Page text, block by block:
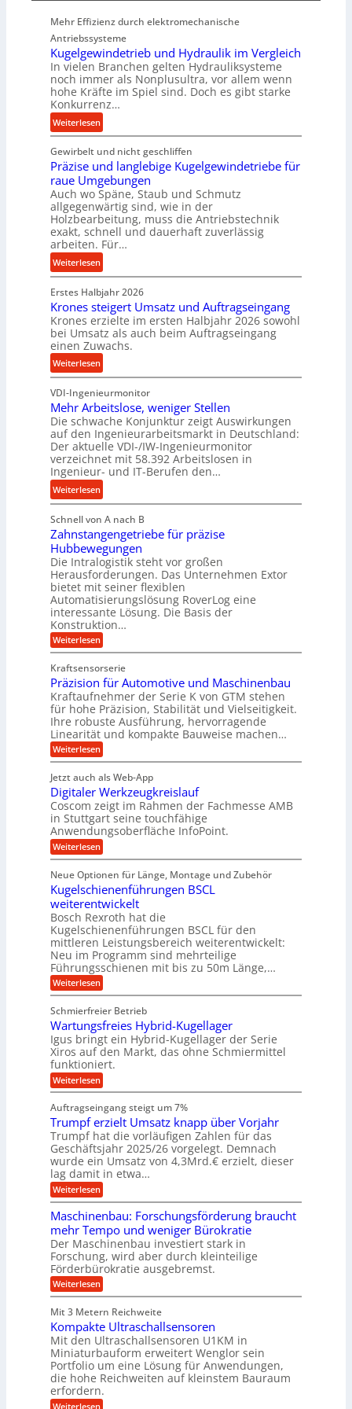
r
f
o
r
m
a
n
c
b
e
i
m
D
r
ü
c
k
p
r
o
z
e
s
Mehr Effizienz durch elektromechanische
Antriebssysteme
Kugelgewindetrieb und Hydraulik im Vergleich
In vielen Branchen gelten Hydrauliksysteme
noch immer als Nonplusultra, vor allem wenn
hohe Kräfte im Spiel sind. Doch es gibt starke
Konkurrenz…
Weiterlesen:
K
u
g
e
l
g
e
w
i
n
e
t
r
i
b
u
n
d
H
y
d
r
a
l
i
k
i
m
V
e
r
g
e
c
h
Gewirbelt und nicht geschliffen
Präzise und langlebige Kugelgewindetriebe für
raue Umgebungen
Auch wo Späne, Staub und Schmutz
allgegenwärtig sind, wie in der
Holzbearbeitung, muss die Antriebstechnik
exakt, schnell und dauerhaft zuverlässig
arbeiten. Für…
Weiterlesen:
P
r
ä
z
i
s
e
u
n
d
l
a
n
g
e
i
g
e
K
u
g
e
l
g
e
w
i
n
d
e
t
i
e
b
e
f
ü
r
r
a
u
e
U
m
g
e
b
u
n
g
e
n
Erstes Halbjahr 2026
Krones steigert Umsatz und Auftragseingang
Krones erzielte im ersten Halbjahr 2026 sowohl
bei Umsatz als auch beim Auftragseingang
einen Zuwachs.
Weiterlesen:
K
r
o
n
e
s
s
t
e
g
e
r
t
U
m
s
a
t
u
n
d
A
u
f
t
r
a
g
s
e
i
g
a
n
g
VDI-Ingenieurmonitor
Mehr Arbeitslose, weniger Stellen
Die schwache Konjunktur zeigt Auswirkungen
auf den Ingenieurarbeitsmarkt in Deutschland:
Der aktuelle VDI-/IW-Ingenieurmonitor
verzeichnet mit 58.392 Arbeitslosen in
Ingenieur- und IT-Berufen den…
Weiterlesen:
M
e
h
r
A
r
b
e
i
t
s
l
o
s
e
,
w
e
n
i
g
e
r
S
t
e
l
l
e
n
Schnell von A nach B
Zahnstangengetriebe für präzise
Hubbewegungen
Die Intralogistik steht vor großen
Herausforderungen. Das Unternehmen Extor
bietet mit seiner flexiblen
Automatisierungslösung RoverLog eine
interessante Lösung. Die Basis der
Konstruktion…
Weiterlesen:
Z
h
n
s
t
a
n
g
e
n
e
t
r
i
e
b
e
f
r
p
r
ä
z
i
s
e
H
u
b
e
w
e
g
u
n
g
e
Kraftsensorserie
Präzision für Automotive und Maschinenbau
Kraftaufnehmer der Serie K von GTM stehen
für hohe Präzision, Stabilität und Vielseitigkeit.
Ihre robuste Ausführung, hervorragende
Linearität und kompakte Bauweise machen…
Weiterlesen:
P
ä
z
i
s
i
o
n
f
r
A
u
t
o
m
o
t
i
v
e
n
d
M
a
s
c
h
i
e
n
b
a
u
Jetzt auch als Web-App
Digitaler Werkzeugkreislauf
Coscom zeigt im Rahmen der Fachmesse AMB
in Stuttgart seine touchfähige
Anwendungsoberfläche InfoPoint.
Weiterlesen:
D
g
i
t
a
l
e
r
W
e
r
k
z
e
u
g
k
r
e
i
s
a
u
f
Neue Optionen für Länge, Montage und Zubehör
Kugelschienenführungen BSCL
weiterentwickelt
Bosch Rexroth hat die
Kugelschienenführungen BSCL für den
mittleren Leistungsbereich weiterentwickelt:
Neu im Programm sind mehrteilige
Führungsschienen mit bis zu 50m Länge,…
Weiterlesen:
K
g
e
l
s
c
h
i
e
e
n
f
ü
h
r
u
n
g
e
n
B
S
C
L
w
e
i
t
e
r
e
n
t
w
i
c
Schmierfreier Betrieb
Wartungsfreies Hybrid-Kugellager
Igus bringt ein Hybrid-Kugellager der Serie
Xiros auf den Markt, das ohne Schmiermittel
funktioniert.
Weiterlesen:
W
r
t
u
n
g
s
r
e
e
s
H
y
b
r
i
d
-
u
g
e
l
a
g
Auftragseingang steigt um 7%
Trumpf erzielt Umsatz knapp über Vorjahr
Trumpf hat die vorläufigen Zahlen für das
Geschäftsjahr 2025/26 vorgelegt. Demnach
wurde ein Umsatz von 4,3Mrd.€ erzielt, dieser
lag damit in etwa…
Weiterlesen:
T
u
m
p
f
e
r
z
i
e
t
U
m
s
a
t
z
Maschinenbau: Forschungsförderung braucht
mehr Tempo und weniger Bürokratie
Der Maschinenbau investiert stark in
Forschung, wird aber durch kleinteilige
Förderbürokratie ausgebremst.
Weiterlesen:
M
s
c
h
i
n
e
n
b
a
Mit 3 Metern Reichweite
Kompakte Ultraschallsensoren
Mit den Ultraschallsensoren U1KM in
Miniaturbauform erweitert Wenglor sein
Portfolio um eine Lösung für Anwendungen,
die hohe Reichweiten auf kleinstem Bauraum
erfordern.
Weiterlesen: